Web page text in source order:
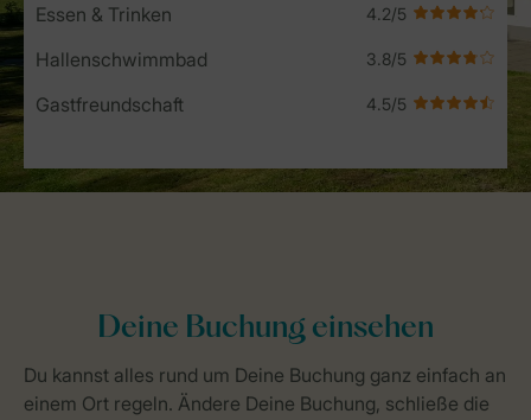
Essen & Trinken
Hallenschwimmbad
Gastfreundschaft